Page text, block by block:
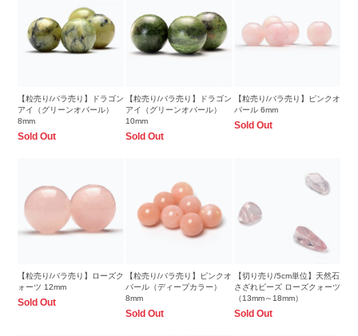
【粒売り/バラ売り】ドラゴン
アイ（グリーンオパール）
8mm
Sold Out
【粒売り/バラ売り】ドラゴン
アイ（グリーンオパール）
10mm
Sold Out
【粒売り/バラ売り】ピンクオ
パール 6mm
Sold Out
【粒売り/バラ売り】ローズク
ォーツ 12mm
Sold Out
【粒売り/バラ売り】ピンクオ
パール（ディープカラー）
8mm
Sold Out
【切り売り/5cm単位】天然石
さざれビーズ ローズクォーツ
（13mm～18mm）
Sold Out